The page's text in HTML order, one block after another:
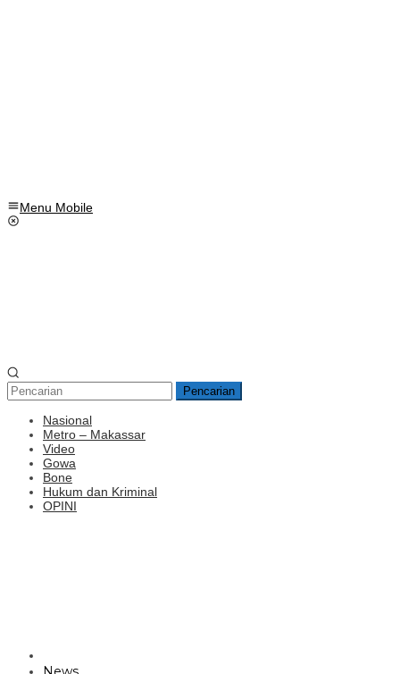
Menu Mobile
Pencarian
Nasional
Metro – Makassar
Video
Gowa
Bone
Hukum dan Kriminal
OPINI